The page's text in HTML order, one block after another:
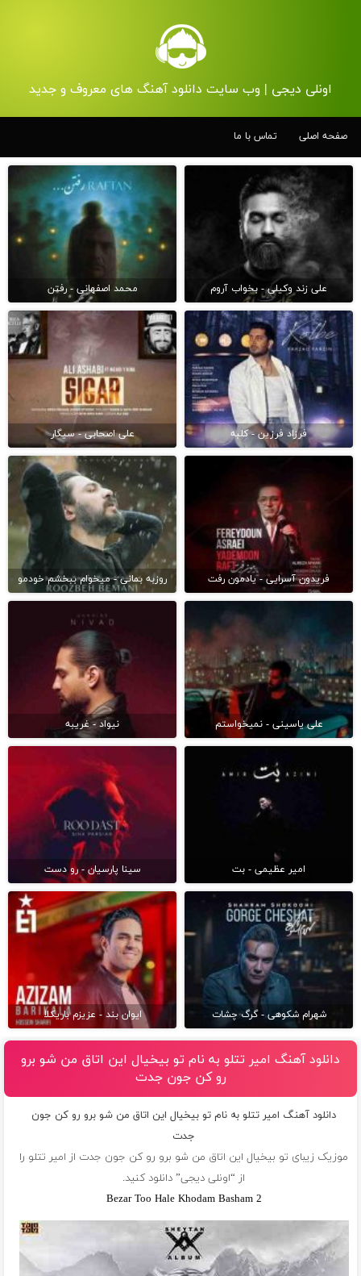
اونلی دیجی | وب سایت دانلود آهنگ های معروف و جدید
صفحه اصلی تماس با ما
علی زند وکیلی - بخواب آروم محمد اصفهانی - رفتن
فرزاد فرزین - کلبه علی اصحابی - سیگار
فریدون آسرایی - یادمون رفت روزبه بمانی - میخوام ببخشم خودمو
علی یاسینی - نمیخواستم نیواد - غریبه
امیر عظیمی - بت سینا پارسیان - رو دست
شهرام شکوهی - گرگ چشات ایوان بند - عزیزم باریکلا
دانلود آهنگ امیر تتلو به نام تو بیخیال این اتاق من شو برو
رو کن جون جدت
دانلود آهنگ امیر تتلو به نام تو بیخیال این اتاق من شو برو رو کن جون
جدت
موزیک زیبای تو بیخیال این اتاق من شو برو رو کن جون جدت از امیر تتلو را
از “اونلی دیجی” دانلود کنید.
Bezar Too Hale Khodam Basham 2